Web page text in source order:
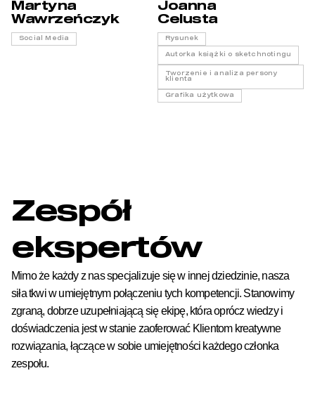
Martyna
Wawrzeńczyk
Social Media
Joanna
Celusta
Rysunek
Autorka książki o sketchnotingu
Tworzenie i analiza persony
klienta
Grafika użytkowa
Zespół
ekspertów
Mimo że każdy z nas specjalizuje się w innej dziedzinie, nasza
siła tkwi w umiejętnym połączeniu tych kompetencji. Stanowimy
zgraną, dobrze uzupełniającą się ekipę, która oprócz wiedzy i
doświadczenia jest w stanie zaoferować Klientom kreatywne
rozwiązania, łączące w sobie umiejętności każdego członka
zespołu.